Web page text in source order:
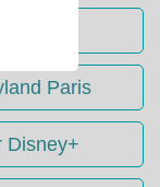
Paris
Disney+